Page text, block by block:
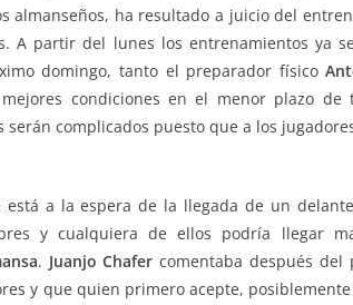
almanseños, ha resultado a juicio del
A partir del lunes los entrenamientos ya
domingo, tanto el preparador físico
condiciones en el menor plazo de
complicados puesto que a los
a la espera de la llegada de un
y cualquiera de ellos podría llegar
. Juanjo Chafer comentaba después
y que quien primero acepte,